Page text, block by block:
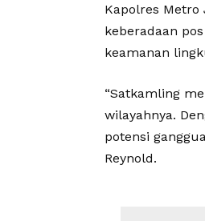
Kapolres Metro
keberadaan
keamanan
“Satkamling
wilayahnya.
potensi
Reynold.